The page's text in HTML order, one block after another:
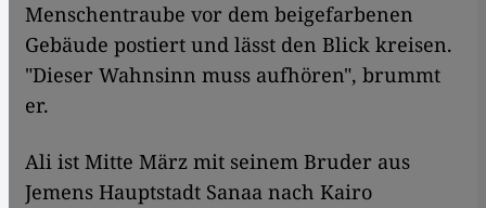
Menschentraube vor dem beigefarbenen
Gebäude postiert und lässt den Blick kreisen.
"Dieser Wahnsinn muss aufhören", brummt
er.
Ali ist Mitte März mit seinem Bruder aus
Jemens Hauptstadt Sanaa nach Kairo